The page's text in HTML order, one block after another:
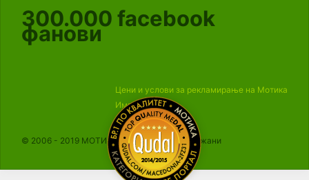
300.000 facebook
фанови
Цени и услови за рекламирање на Мотика
Импресум
© 2006 - 2019 МОТИКА, Сите права се задржани